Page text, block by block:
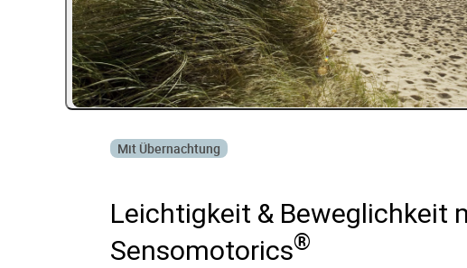
Mit Übernachtung
Leichtigkeit & Beweglichkeit
Sensomotorics®